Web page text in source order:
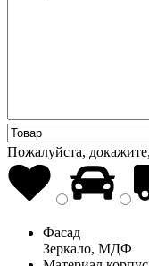
Пожалуйста,
Фасад
Зеркало, МДФ